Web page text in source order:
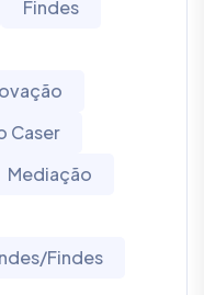
Findes
Caser
Mediação
Findes